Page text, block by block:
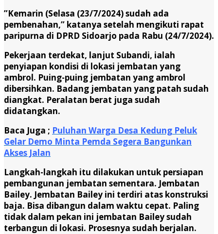
”Kemarin (Selasa (23/7/2024) sudah ada
pembenahan,” katanya setelah mengikuti rapat
paripurna di DPRD Sidoarjo pada Rabu (24/7/2024).
Pekerjaan terdekat, lanjut Subandi, ialah
penyiapan kondisi di lokasi jembatan yang
ambrol. Puing-puing jembatan yang ambrol
dibersihkan. Badang jembatan yang patah sudah
diangkat. Peralatan berat juga sudah
didatangkan.
Baca Juga ; Puluhan Warga Desa Kedung Peluk
Gelar Demo Minta Pemda Segera Bangunkan
Akses Jalan
Langkah-langkah itu dilakukan untuk persiapan
pembangunan jembatan sementara. Jembatan
Bailey. Jembatan Bailey ini terdiri atas konstruksi
baja. Bisa dibangun dalam waktu cepat. Paling
tidak dalam pekan ini jembatan Bailey sudah
terbangun di lokasi. Prosesnya sudah berjalan.